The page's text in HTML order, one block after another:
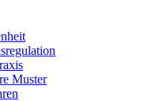
Muster